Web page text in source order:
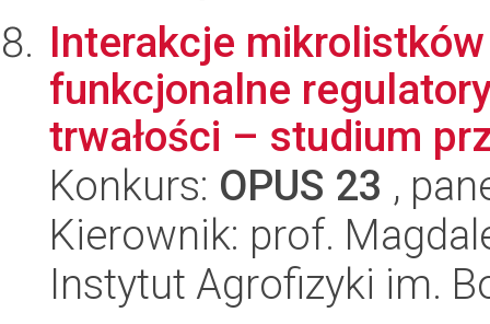
Interakcje
funkcjonalne
trwałości – studium
Konkurs: OPUS 23 ,
Kierownik: prof.
Instytut Agrofizyki im.